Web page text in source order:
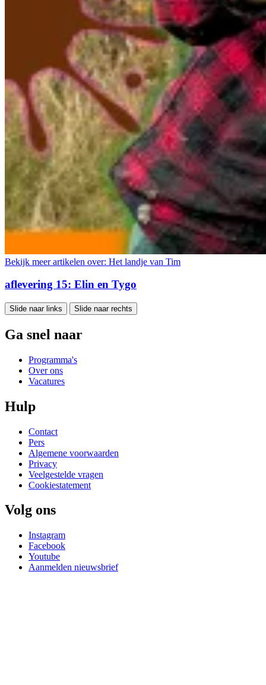
Bekijk meer artikelen over: Het landje van Tim
aflevering 15: Elin en Tygo
Slide naar links Slide naar rechts
Ga snel naar
Programma's
Over ons
Vacatures
Hulp
Contact
Pers
Algemene voorwaarden
Privacy
Veelgestelde vragen
Cookiestatement
Volg ons
Instagram
Facebook
Youtube
Aanmelden nieuwsbrief